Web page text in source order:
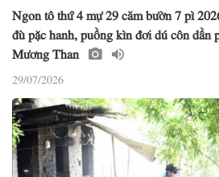
Ngon tô thứ 4 mự 29 căm bườn 7 pì
đù pặc hanh, puồng kìn đơi dú côn dần
Mương Than
29/07/2026